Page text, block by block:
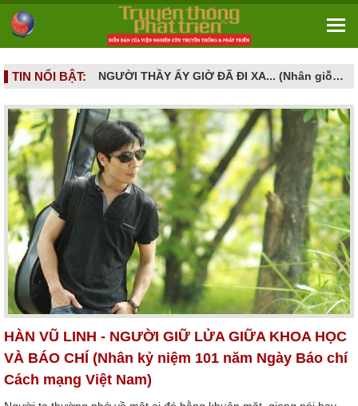
TIN NỔI BẬT: NGƯỜI THẦY ẤY GIỜ ĐÃ ĐI XA... (Nhân giỗ đầu GS.TS. Nguyễn Đình Tấn - 16/6/2026 tức ngày 02.5 âm lịch) KHOA HỌC CƠ BẢN: NỀN MÓNG TRI THỨC VÀ NĂNG LỰC TỰ CHỦ QUỐC GIA TRONG KỶ NGUYÊN MỚI
HÀN VŨ LINH - NGƯỜI GIỮ LỬA GIỮA KHOA HỌC
VÀ BÁO CHÍ (Nhân kỷ niệm 101 năm Ngày Báo chí
Cách mạng Việt Nam)